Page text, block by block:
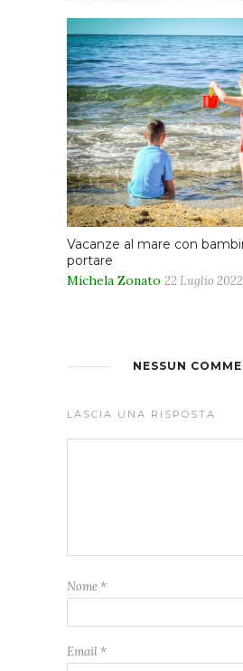
Vacanze al mare con
portare
Michela Zonato 22 Luglio 2022
NESSUN
LASCIA UNA RISPOSTA
Nome *
Email *